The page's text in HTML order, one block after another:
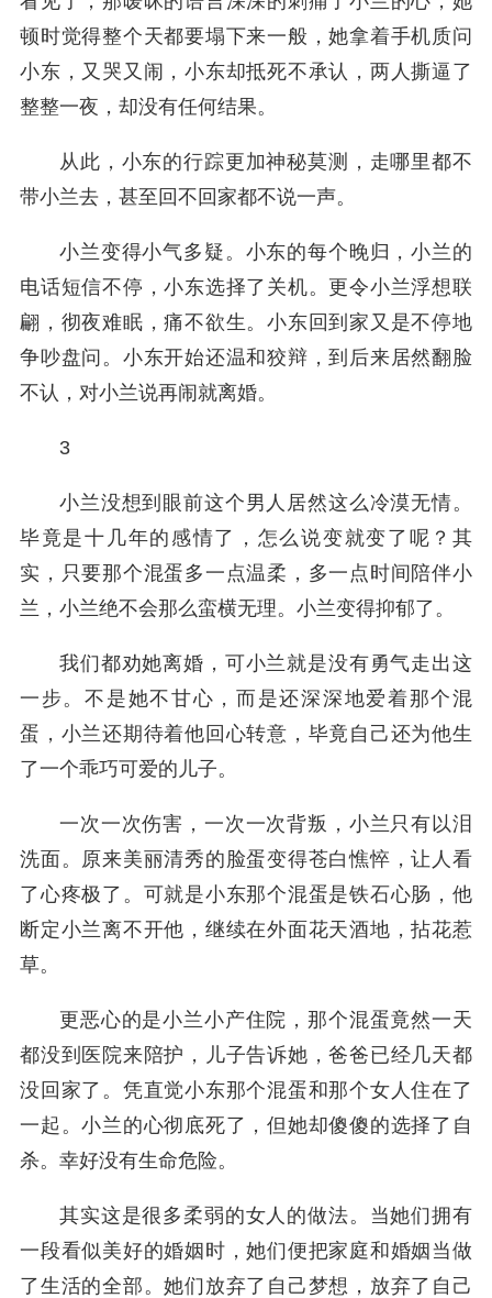
顿时觉得整个天都要塌下来一般，她拿着手机质问
小东，又哭又闹，小东却抵死不承认，两人撕逼了
整整一夜，却没有任何结果。
从此，小东的行踪更加神秘莫测，走哪里都不
带小兰去，甚至回不回家都不说一声。
小兰变得小气多疑。小东的每个晚归，小兰的
电话短信不停，小东选择了关机。更令小兰浮想联
翩，彻夜难眠，痛不欲生。小东回到家又是不停地
争吵盘问。小东开始还温和狡辩，到后来居然翻脸
不认，对小兰说再闹就离婚。
3
小兰没想到眼前这个男人居然这么冷漠无情。
毕竟是十几年的感情了，怎么说变就变了呢？其
实，只要那个混蛋多一点温柔，多一点时间陪伴小
兰，小兰绝不会那么蛮横无理。小兰变得抑郁了。
我们都劝她离婚，可小兰就是没有勇气走出这
一步。不是她不甘心，而是还深深地爱着那个混
蛋，小兰还期待着他回心转意，毕竟自己还为他生
了一个乖巧可爱的儿子。
一次一次伤害，一次一次背叛，小兰只有以泪
洗面。原来美丽清秀的脸蛋变得苍白憔悴，让人看
了心疼极了。可就是小东那个混蛋是铁石心肠，他
断定小兰离不开他，继续在外面花天酒地，拈花惹
草。
更恶心的是小兰小产住院，那个混蛋竟然一天
都没到医院来陪护，儿子告诉她，爸爸已经几天都
没回家了。凭直觉小东那个混蛋和那个女人住在了
一起。小兰的心彻底死了，但她却傻傻的选择了自
杀。幸好没有生命危险。
其实这是很多柔弱的女人的做法。当她们拥有
一段看似美好的婚姻时，她们便把家庭和婚姻当做
了生活的全部。她们放弃了自己梦想，放弃了自己